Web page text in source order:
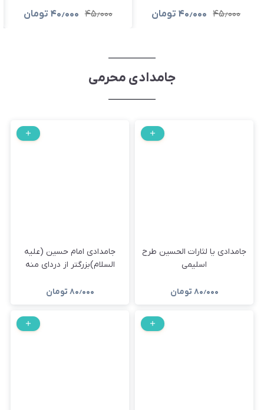
۴۵٫۰۰۰ ۴۰٫۰۰۰ تومان
۴۵٫۰۰۰ ۴۰٫۰۰۰ تومان
جامدادی محرمی
جامدادی یا لثارات الحسین طرح
اسلیمی
۸۰٫۰۰۰ تومان
جامدادی امام حسین (علیه
السلام)بزرگتر از دردای منه
۸۰٫۰۰۰ تومان